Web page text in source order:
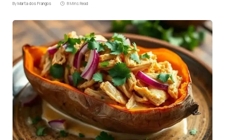
ByMarta dos Frangos 8 Mins Read